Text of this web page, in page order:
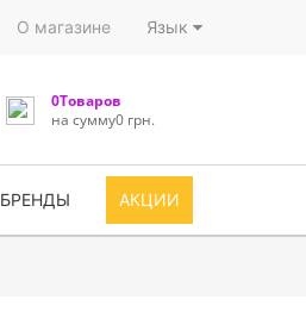
О магазине Язык
0Товаров
на сумму0 грн.
БРЕНДЫ АКЦИИ